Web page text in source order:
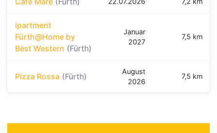
ipartment
Fürth@Home by
Best Western (Fürth)
Januar
2027
7,5 km
Pizza Rossa (Fürth)
August
2026
7,5 km